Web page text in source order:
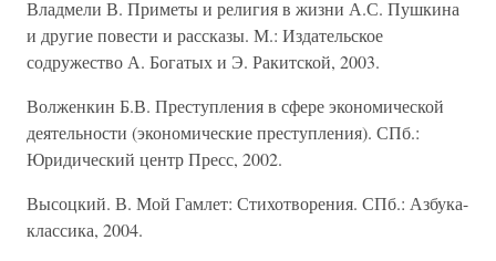
Владмели В. Приметы и религия в жизни А.С. Пушкина
и другие повести и рассказы. М.: Издательское
содружество А. Богатых и Э. Ракитской, 2003.
Волженкин Б.В. Преступления в сфере экономической
деятельности (экономические преступления). СПб.:
Юридический центр Пресс, 2002.
Высоцкий. В. Мой Гамлет: Стихотворения. СПб.: Азбука-
классика, 2004.